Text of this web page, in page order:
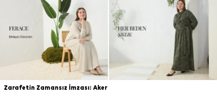
Zarafetin Zamansız İmzası: Aker